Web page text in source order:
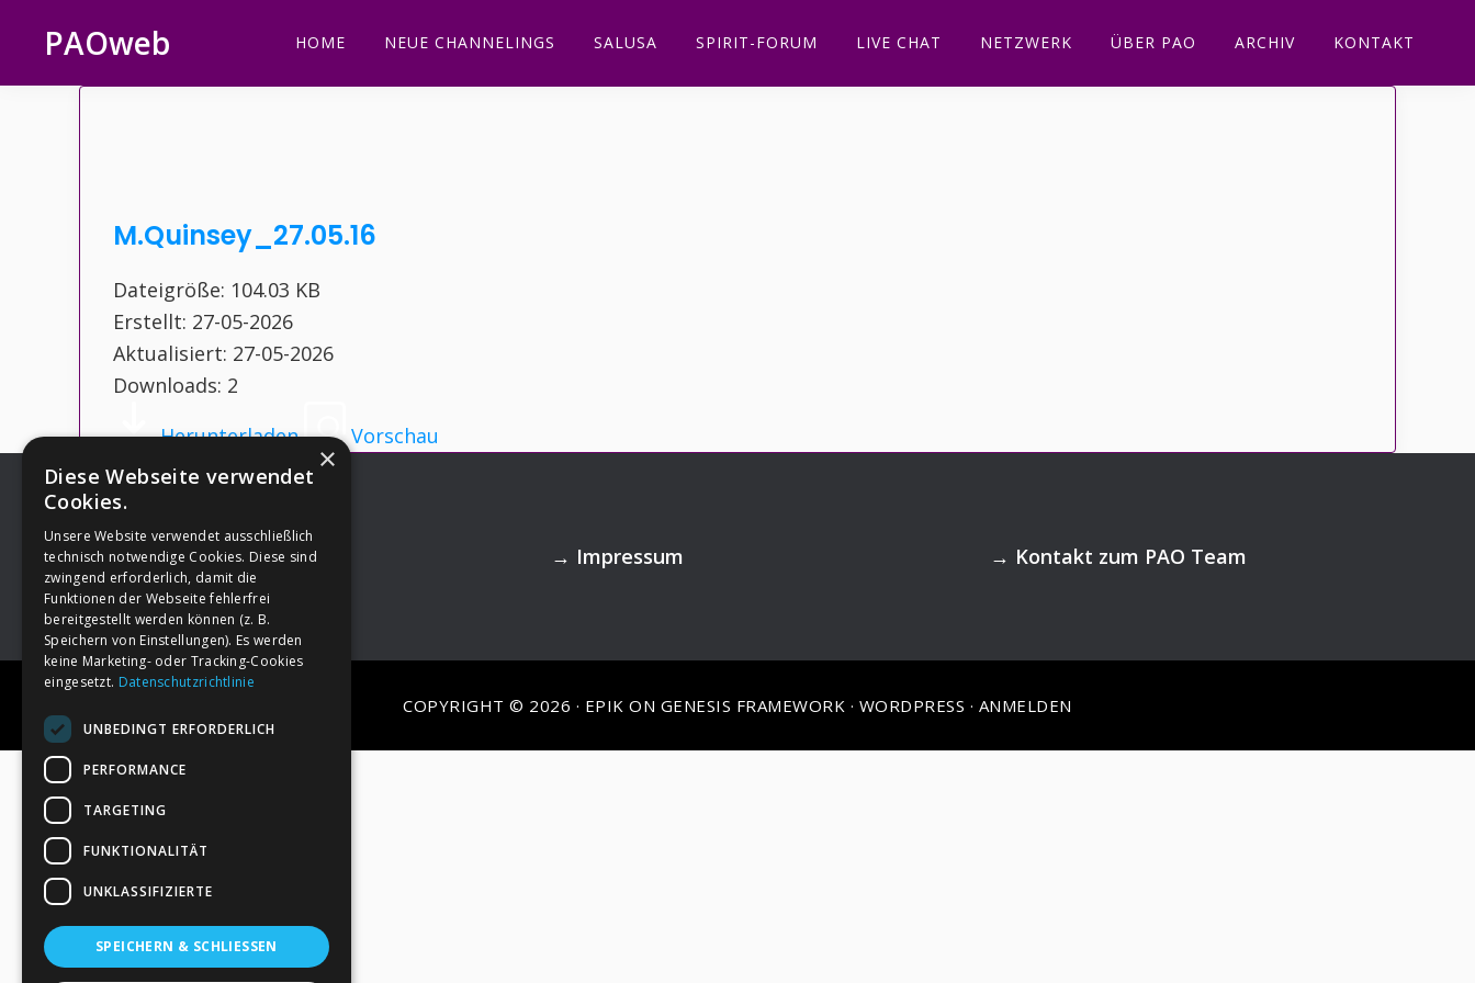
Hauptnavigation
springen
Inhalt
springen
Seitenspalte
springen
Fußzeile
springen
PAOweb HOME NEUE CHANNELINGS SALUSA SPIRIT-FORUM LIVE CHAT NETZWERK ÜBER PAO ARCHIV KONTAKT
M.Quinsey_27.05.16
Dateigröße: 104.03 KB
Erstellt: 27-05-2026
Aktualisiert: 27-05-2026
Downloads: 2
Herunterladen
Vorschau
Footer →Deine Spende → Impressum → Kontakt zum PAO Team
COPYRIGHT © 2026 · EPIK ON GENESIS FRAMEWORK · WORDPRESS · ANMELDEN
×
Diese Webseite verwendet
Cookies.
Unsere Website verwendet ausschließlich
technisch notwendige Cookies. Diese sind
zwingend erforderlich, damit die
Funktionen der Webseite fehlerfrei
bereitgestellt werden können (z. B.
Speichern von Einstellungen). Es werden
keine Marketing- oder Tracking-Cookies
eingesetzt. Datenschutzrichtlinie
UNBEDINGT ERFORDERLICH
PERFORMANCE
TARGETING
FUNKTIONALITÄT
UNKLASSIFIZIERTE
SPEICHERN & SCHLIESSEN